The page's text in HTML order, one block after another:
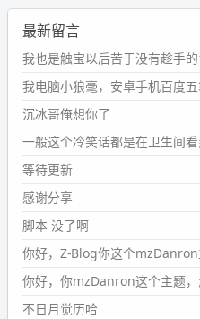
wdssmq
2024-09-23 21:00:49
#PubWord要不我每年汇总整
第1页https://www.
B%A8%E9%9B%86/
wdssmq
2024-09-23 20:58:40
#PubWord
条嘟？？？？
wdssmq
2024-09-15 10:32:07
#PubWordVSCode 内 git 操
一直是个痛点，一般都是推
了。。
最新留言
沉冰哥俺想你了
一般这个冷笑话都是在卫生间
等待更新
感谢分享
脚本 没了啊
不日月觉历哈